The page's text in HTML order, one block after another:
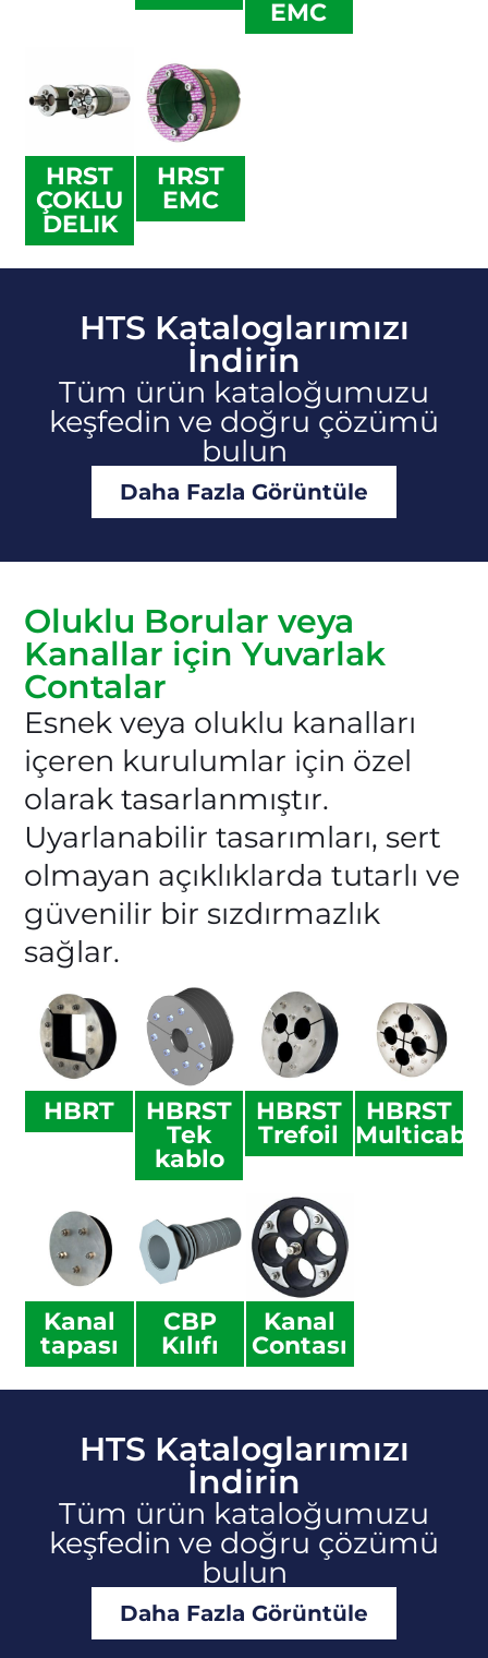
EMC
HRST
ÇOKLU
DELIK
HRST
EMC
HTS Kataloglarımızı
İndirin
Tüm ürün kataloğumuzu
keşfedin ve doğru çözümü
bulun
Daha Fazla Görüntüle
Oluklu Borular veya
Kanallar için Yuvarlak
Contalar
Esnek veya oluklu kanalları
içeren kurulumlar için özel
olarak tasarlanmıştır.
Uyarlanabilir tasarımları, sert
olmayan açıklıklarda tutarlı ve
güvenilir bir sızdırmazlık
sağlar.
HBRT
HBRST
Tek
kablo
HBRST
Trefoil
HBRST
Multicable
Kanal
tapası
CBP
Kılıfı
Kanal
Contası
HTS Kataloglarımızı
İndirin
Tüm ürün kataloğumuzu
keşfedin ve doğru çözümü
bulun
Daha Fazla Görüntüle